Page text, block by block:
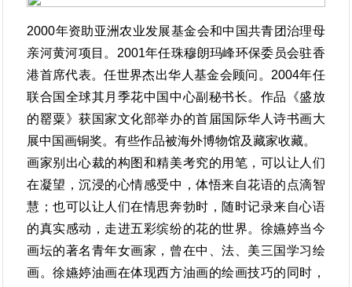
2000年资助亚洲农业发展基金会和中国共青团治理母
亲河黄河项目。2001年任珠穆朗玛峰环保委员会驻香
港首席代表。任世界杰出华人基金会顾问。2004年任
联合国全球其月季花中国中心副秘书长。作品《盛放
的罂粟》获国家文化部举办的首届国际华人诗书画大
展中国画铜奖。有些作品被海外博物馆及藏家收藏。
画家别出心裁的构图和精美考究的用笔，可以让人们
在凝望，沉浸的心情感受中，体悟来自花语的点滴智
慧；也可以让人们在情思奔勃时，随时记录来自心语
的真实感动，走进五彩缤纷的花的世界。徐嬿婷当今
画坛的著名青年女画家，曾在中、法、美三国学习绘
画。徐嬿婷油画在体现西方油画的绘画技巧的同时，